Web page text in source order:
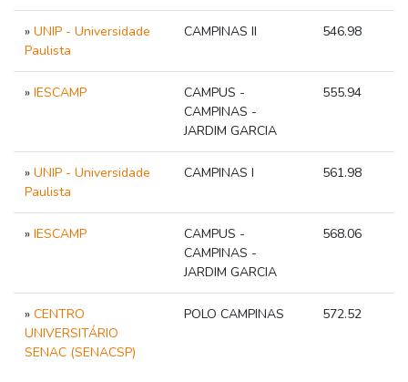
» UNIP - Universidade
Paulista
CAMPINAS II 546.98
» IESCAMP
CAMPUS -
CAMPINAS -
JARDIM GARCIA
555.94
» UNIP - Universidade
Paulista
CAMPINAS I 561.98
» IESCAMP
CAMPUS -
CAMPINAS -
JARDIM GARCIA
568.06
» CENTRO
UNIVERSITÁRIO
SENAC (SENACSP)
POLO CAMPINAS 572.52